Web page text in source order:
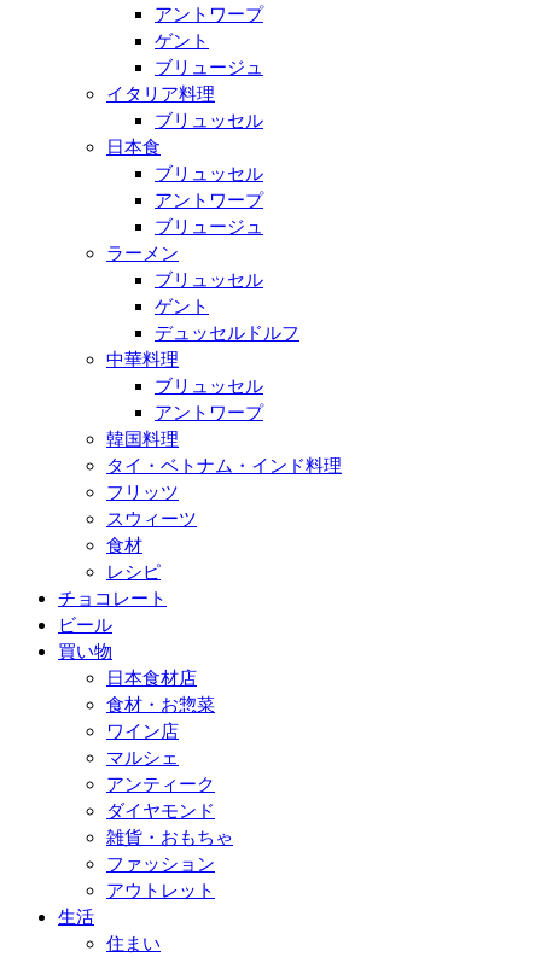
アントワープ
ゲント
ブリュージュ
イタリア料理
ブリュッセル
日本食
ブリュッセル
アントワープ
ブリュージュ
ラーメン
ブリュッセル
ゲント
デュッセルドルフ
中華料理
ブリュッセル
アントワープ
韓国料理
タイ・ベトナム・インド料理
フリッツ
スウィーツ
食材
レシピ
チョコレート
ビール
買い物
日本食材店
食材・お惣菜
ワイン店
マルシェ
アンティーク
ダイヤモンド
雑貨・おもちゃ
ファッション
アウトレット
生活
住まい